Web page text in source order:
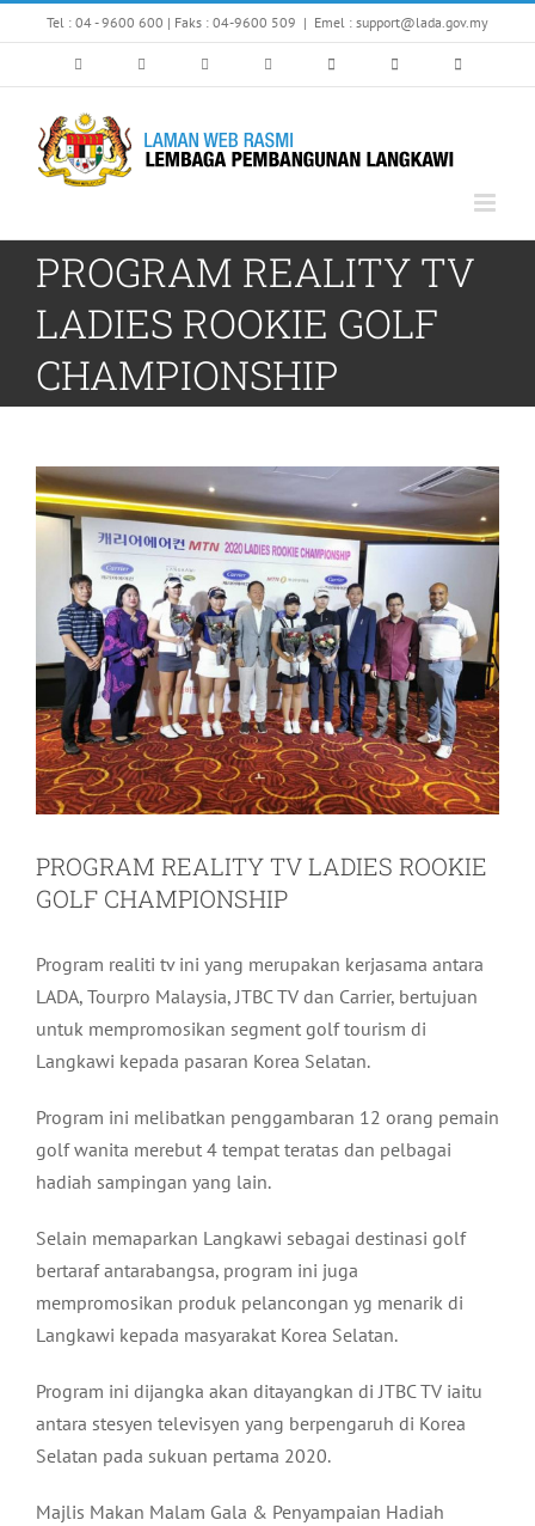
to
Tel : 04 - 9600 600 | Faks : 04-9600 509 | Emel : support@lada.gov.my
PROGRAM REALITY TV
LADIES ROOKIE GOLF
CHAMPIONSHIP
PROGRAM REALITY TV LADIES ROOKIE
GOLF CHAMPIONSHIP
Program realiti tv ini yang merupakan kerjasama antara
LADA, Tourpro Malaysia, JTBC TV dan Carrier, bertujuan
untuk mempromosikan segment golf tourism di
Langkawi kepada pasaran Korea Selatan.
Program ini melibatkan penggambaran 12 orang pemain
golf wanita merebut 4 tempat teratas dan pelbagai
hadiah sampingan yang lain.
Selain memaparkan Langkawi sebagai destinasi golf
bertaraf antarabangsa, program ini juga
mempromosikan produk pelancongan yg menarik di
Langkawi kepada masyarakat Korea Selatan.
Program ini dijangka akan ditayangkan di JTBC TV iaitu
antara stesyen televisyen yang berpengaruh di Korea
Selatan pada sukuan pertama 2020.
Majlis Makan Malam Gala & Penyampaian Hadiah